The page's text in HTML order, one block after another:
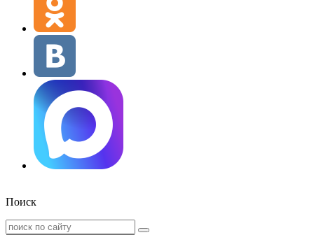
Поиск